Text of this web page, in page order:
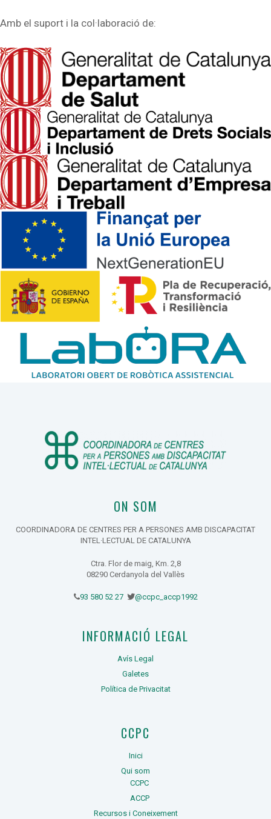
Amb el suport i la col·laboració de:
ON SOM
COORDINADORA DE CENTRES PER A PERSONES AMB DISCAPACITAT
INTEL·LECTUAL DE CATALUNYA
Ctra. Flor de maig, Km. 2,8
08290 Cerdanyola del Vallès
93 580 52 27 @ccpc_accp1992
INFORMACIÓ LEGAL
Avís Legal
Galetes
Política de Privacitat
CCPC
Inici
Qui som
CCPC
ACCP
Recursos i Coneixement